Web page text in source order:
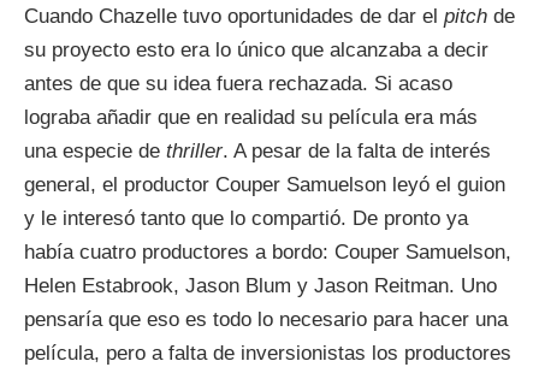
Cuando Chazelle tuvo oportunidades de dar el pitch de
su proyecto esto era lo único que alcanzaba a decir
antes de que su idea fuera rechazada. Si acaso
lograba añadir que en realidad su película era más
una especie de thriller. A pesar de la falta de interés
general, el productor Couper Samuelson leyó el guion
y le interesó tanto que lo compartió. De pronto ya
había cuatro productores a bordo: Couper Samuelson,
Helen Estabrook, Jason Blum y Jason Reitman. Uno
pensaría que eso es todo lo necesario para hacer una
película, pero a falta de inversionistas los productores